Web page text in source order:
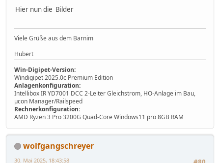
Hier nun die Bilder
Viele Grüße aus dem Barnim
Hubert
Win-Digipet-Version:
Windigipet 2025.0c Premium Edition
Anlagenkonfiguration:
Intellibox IR YD7001 DCC 2-Leiter Gleichstrom, HO-Anlage im Bau,
µcon Manager/Railspeed
Rechnerkonfiguration:
AMD Ryzen 3 Pro 3200G Quad-Core Windows11 pro 8GB RAM
wolfgangschreyer
30. Mai 2025, 18:43:58